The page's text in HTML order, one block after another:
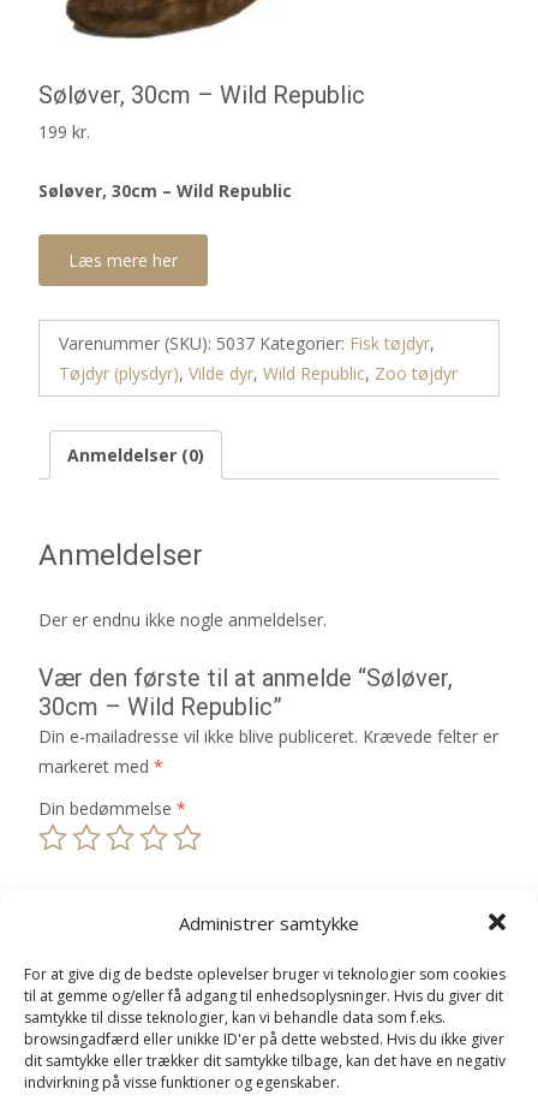
Administrer samtykke
For at give dig de bedste oplevelser bruger vi teknologier som cookies
til at gemme og/eller få adgang til enhedsoplysninger. Hvis du giver dit
samtykke til disse teknologier, kan vi behandle data som f.eks.
browsingadfærd eller unikke ID'er på dette websted. Hvis du ikke giver
dit samtykke eller trækker dit samtykke tilbage, kan det have en negativ
indvirkning på visse funktioner og egenskaber.
Søløver, 30cm – Wild Republic
199 kr.
Søløver, 30cm – Wild Republic
Læs mere her
Varenummer (SKU): 5037 Kategorier: Fisk tøjdyr,
Tøjdyr (plysdyr), Vilde dyr, Wild Republic, Zoo tøjdyr
Anmeldelser (0)
Anmeldelser
Der er endnu ikke nogle anmeldelser.
Vær den første til at anmelde “Søløver,
30cm – Wild Republic”
Din e-mailadresse vil ikke blive publiceret. Krævede felter er
markeret med *
Din bedømmelse *
Navn*